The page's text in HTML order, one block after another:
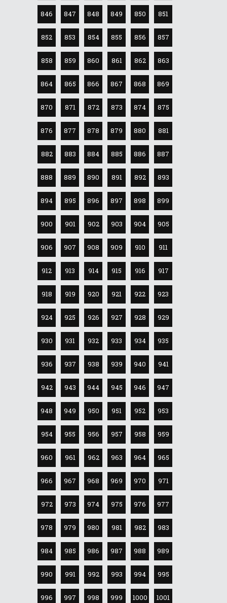
846 847 848 849 850 851
852 853 854 855 856 857
858 859 860 861 862 863
864 865 866 867 868 869
870 871 872 873 874 875
876 877 878 879 880 881
882 883 884 885 886 887
888 889 890 891 892 893
894 895 896 897 898 899
900 901 902 903 904 905
906 907 908 909 910 911
912 913 914 915 916 917
918 919 920 921 922 923
924 925 926 927 928 929
930 931 932 933 934 935
936 937 938 939 940 941
942 943 944 945 946 947
948 949 950 951 952 953
954 955 956 957 958 959
960 961 962 963 964 965
966 967 968 969 970 971
972 973 974 975 976 977
978 979 980 981 982 983
984 985 986 987 988 989
990 991 992 993 994 995
996 997 998 999 1000 1001